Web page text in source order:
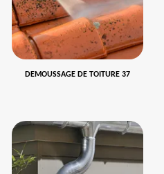
DEMOUSSAGE DE TOITURE 37